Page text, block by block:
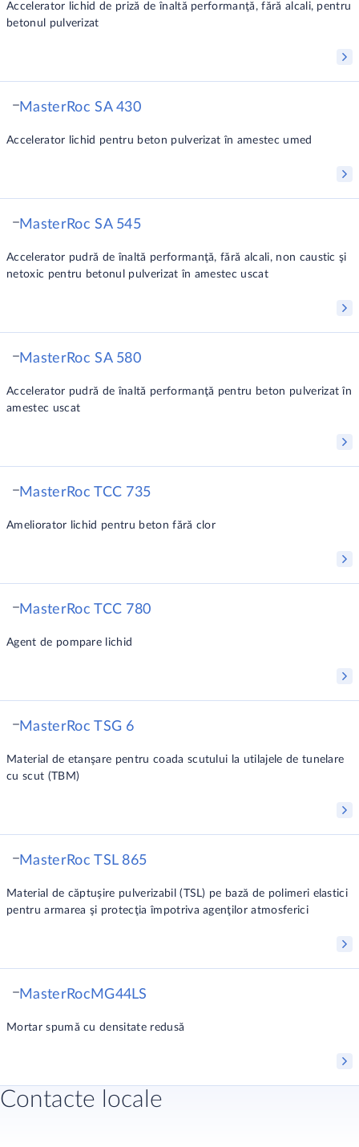
Accelerator lichid de priză de înaltă performanţă, fără alcali, pentru
betonul pulverizat
MasterRoc SA 430
Accelerator lichid pentru beton pulverizat în amestec umed
MasterRoc SA 545
Accelerator pudră de înaltă performanţă, fără alcali, non caustic şi
netoxic pentru betonul pulverizat în amestec uscat
MasterRoc SA 580
Accelerator pudră de înaltă performanţă pentru beton pulverizat în
amestec uscat
MasterRoc TCC 735
Ameliorator lichid pentru beton fără clor
MasterRoc TCC 780
Agent de pompare lichid
MasterRoc TSG 6
Material de etanşare pentru coada scutului la utilajele de tunelare
cu scut (TBM)
MasterRoc TSL 865
Material de căptuşire pulverizabil (TSL) pe bază de polimeri elastici
pentru armarea şi protecţia împotriva agenţilor atmosferici
MasterRocMG44LS
Mortar spumă cu densitate redusă
Contacte locale